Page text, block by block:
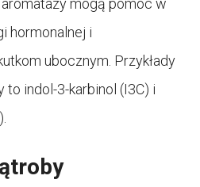
mogą pomóc w
hormonalnej i
ubocznym. Przykłady
indol-3-karbinol (I3C) i